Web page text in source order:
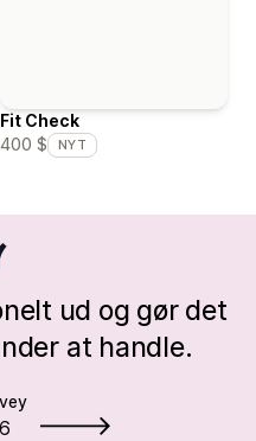
Fit Check
400 $
NYT
ud og gør det
at handle.